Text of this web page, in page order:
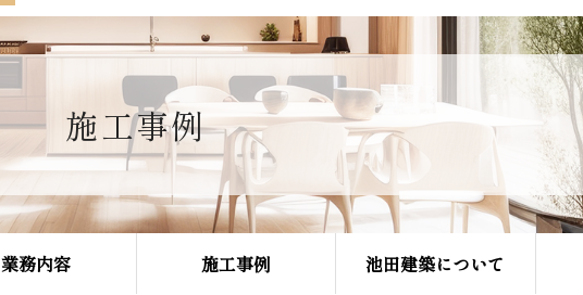
施工事例
業務内容 施工事例 池田建築について